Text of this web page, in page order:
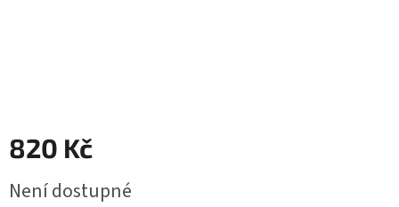
820 Kč
cena:
Není dostupné